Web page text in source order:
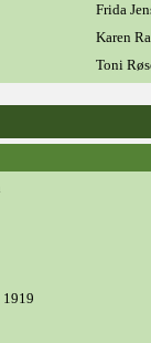
Frida
Karen
Toni